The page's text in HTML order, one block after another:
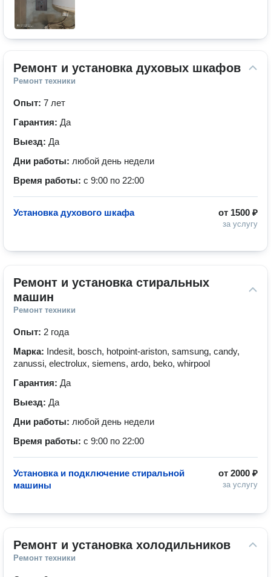
Ремонт и установка духовых шкафов
Ремонт техники
Опыт: 7 лет
Гарантия: Да
Выезд: Да
Дни работы: любой день недели
Время работы: с 9:00 по 22:00
от 1500 ₽
за услугу
Установка духового шкафа
Ремонт и установка стиральных
машин
Ремонт техники
Опыт: 2 года
Марка: Indesit, bosch, hotpoint-ariston, samsung, candy,
zanussi, electrolux, siemens, ardo, beko, whirpool
Гарантия: Да
Выезд: Да
Дни работы: любой день недели
Время работы: с 9:00 по 22:00
от 2000 ₽
за услугу
Установка и подключение стиральной
машины
Ремонт и установка холодильников
Ремонт техники